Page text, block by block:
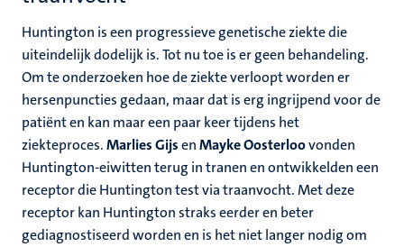
Huntington is een progressieve genetische ziekte die
uiteindelijk dodelijk is. Tot nu toe is er geen behandeling.
Om te onderzoeken hoe de ziekte verloopt worden er
hersenpuncties gedaan, maar dat is erg ingrijpend voor de
patiënt en kan maar een paar keer tijdens het
ziekteproces.Marlies GijsenMayke Oosterloovonden
Huntington-eiwitten terug in tranen en ontwikkelden een
receptor die Huntington test via traanvocht. Met deze
receptor kan Huntington straks eerder en beter
gediagnostiseerd worden en is het niet langer nodig om